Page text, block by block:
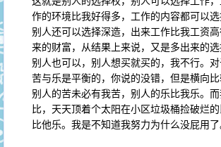
作的环境比我好得多，工作的内容都可以选
别人还可以选择深造，出来工作比我工资
来的财富，从结果上来说，又是多出来的选
别人也可以，别人想买就买的，我不行。
苦与乐是平衡的，你说的没错，但是横向
别人的苦未必有我苦，别人的乐比我乐。
比，天天顶着个太阳在小区垃圾桶捡破烂
比他乐。我是不知道我努力为什么没屁用了